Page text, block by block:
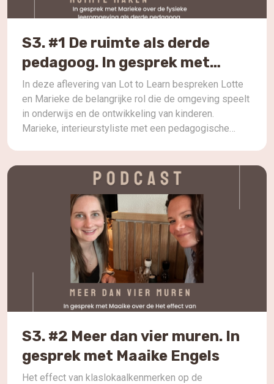
S3. #1 De ruimte als derde
pedagoog. In gesprek met
Marieke
In deze aflevering van Lot to Learn bespreken Lotte
en Marieke de belangrijke rol die de omgeving speelt
in onderwijs en de ontwikkeling van kinderen.
Marieke, interieurstyliste met een pedagogische
bevorderen. Ze onderzoeken het belang van de
integratie van natuur en duurzaamheid […]
S3. #2 Meer dan vier muren. In
gesprek met Maaike Engels
Het effect van klaslokaalkenmerken op de